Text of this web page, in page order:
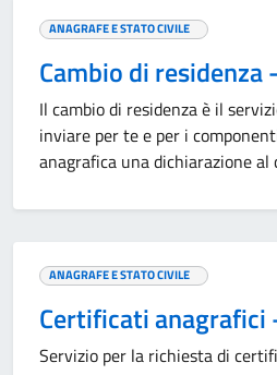
ANAGRAFE E STATO CIVILE
Cambio di residenza
Il cambio di residenza è il
inviare per te e per i
anagrafica una dichiarazione al
ANAGRAFE E STATO CIVILE
Certificati anagrafici
Servizio per la richiesta di